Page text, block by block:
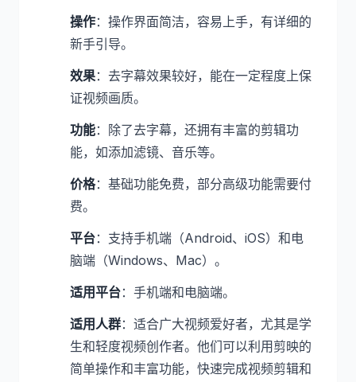
操作：操作界面简洁，容易上手，有详细的
新手引导。
效果：去字幕效果较好，能在一定程度上保
证视频画质。
功能：除了去字幕，还拥有丰富的剪辑功
能，如添加滤镜、音乐等。
价格：基础功能免费，部分高级功能需要付
费。
平台：支持手机端（Android、iOS）和电
脑端（Windows、Mac）。
适用平台：手机端和电脑端。
适用人群：适合广大视频爱好者，尤其是学
生和轻度视频创作者。他们可以利用剪映的
简单操作和丰富功能，快速完成视频剪辑和